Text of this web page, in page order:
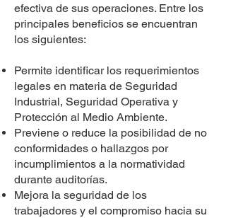
efectiva de sus operaciones. Entre los
principales beneficios se encuentran
los siguientes:
Permite identificar los requerimientos
legales en materia de Seguridad
Industrial, Seguridad Operativa y
Protección al Medio Ambiente.
Previene o reduce la posibilidad de no
conformidades o hallazgos por
incumplimientos a la normatividad
durante auditorías.
Mejora la seguridad de los
trabajadores y el compromiso hacia su